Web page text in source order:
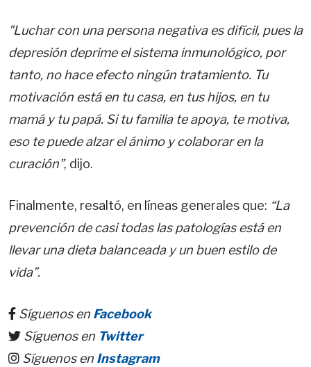
"Luchar con una persona negativa es difícil, pues la
depresión deprime el sistema inmunológico, por
tanto, no hace efecto ningún tratamiento. Tu
motivación está en tu casa, en tus hijos, en tu
mamá y tu papá. Si tu familia te apoya, te motiva,
eso te puede alzar el ánimo y colaborar en la
curación”, dijo.
Finalmente, resaltó, en líneas generales que: “La
prevención de casi todas las patologías está en
llevar una dieta balanceada y un buen estilo de
vida”.
Síguenos en Facebook
Síguenos en Twitter
Síguenos en Instagram